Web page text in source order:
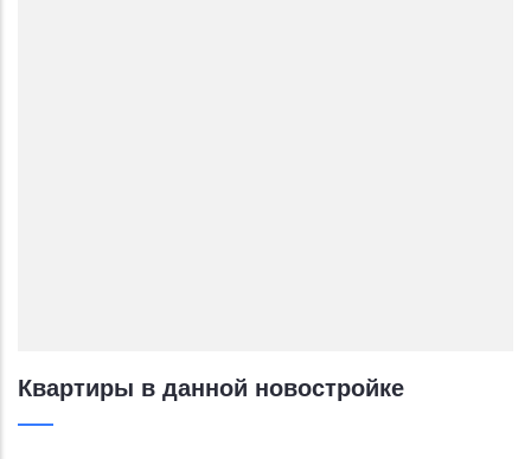
Квартиры в данной новостройке